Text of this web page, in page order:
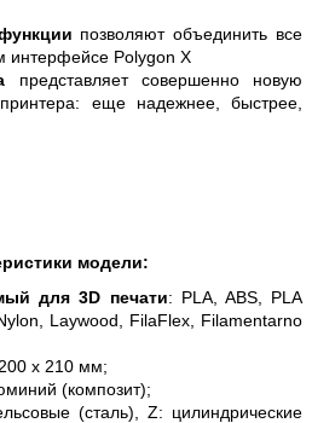
позволяют объединить все
интерфейсе Polygon X
представляет совершенно новую
еще надежнее, быстрее,
модели:
для 3D печати: PLA, ABS, PLA
Laywood, FilaFlex, Filamentarno
х 210 мм;
(композит);
(сталь), Z: цилиндрические